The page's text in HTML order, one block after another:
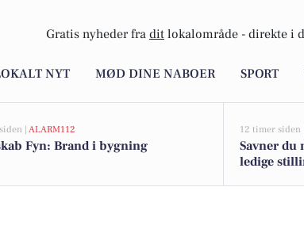
Gratis nyheder fra dit lokalområde - direkte i
NYT MØD DINE NABOER SPORT
| ALARM112
Fyn: Brand i bygning
12 timer siden |
Savner du
ledige